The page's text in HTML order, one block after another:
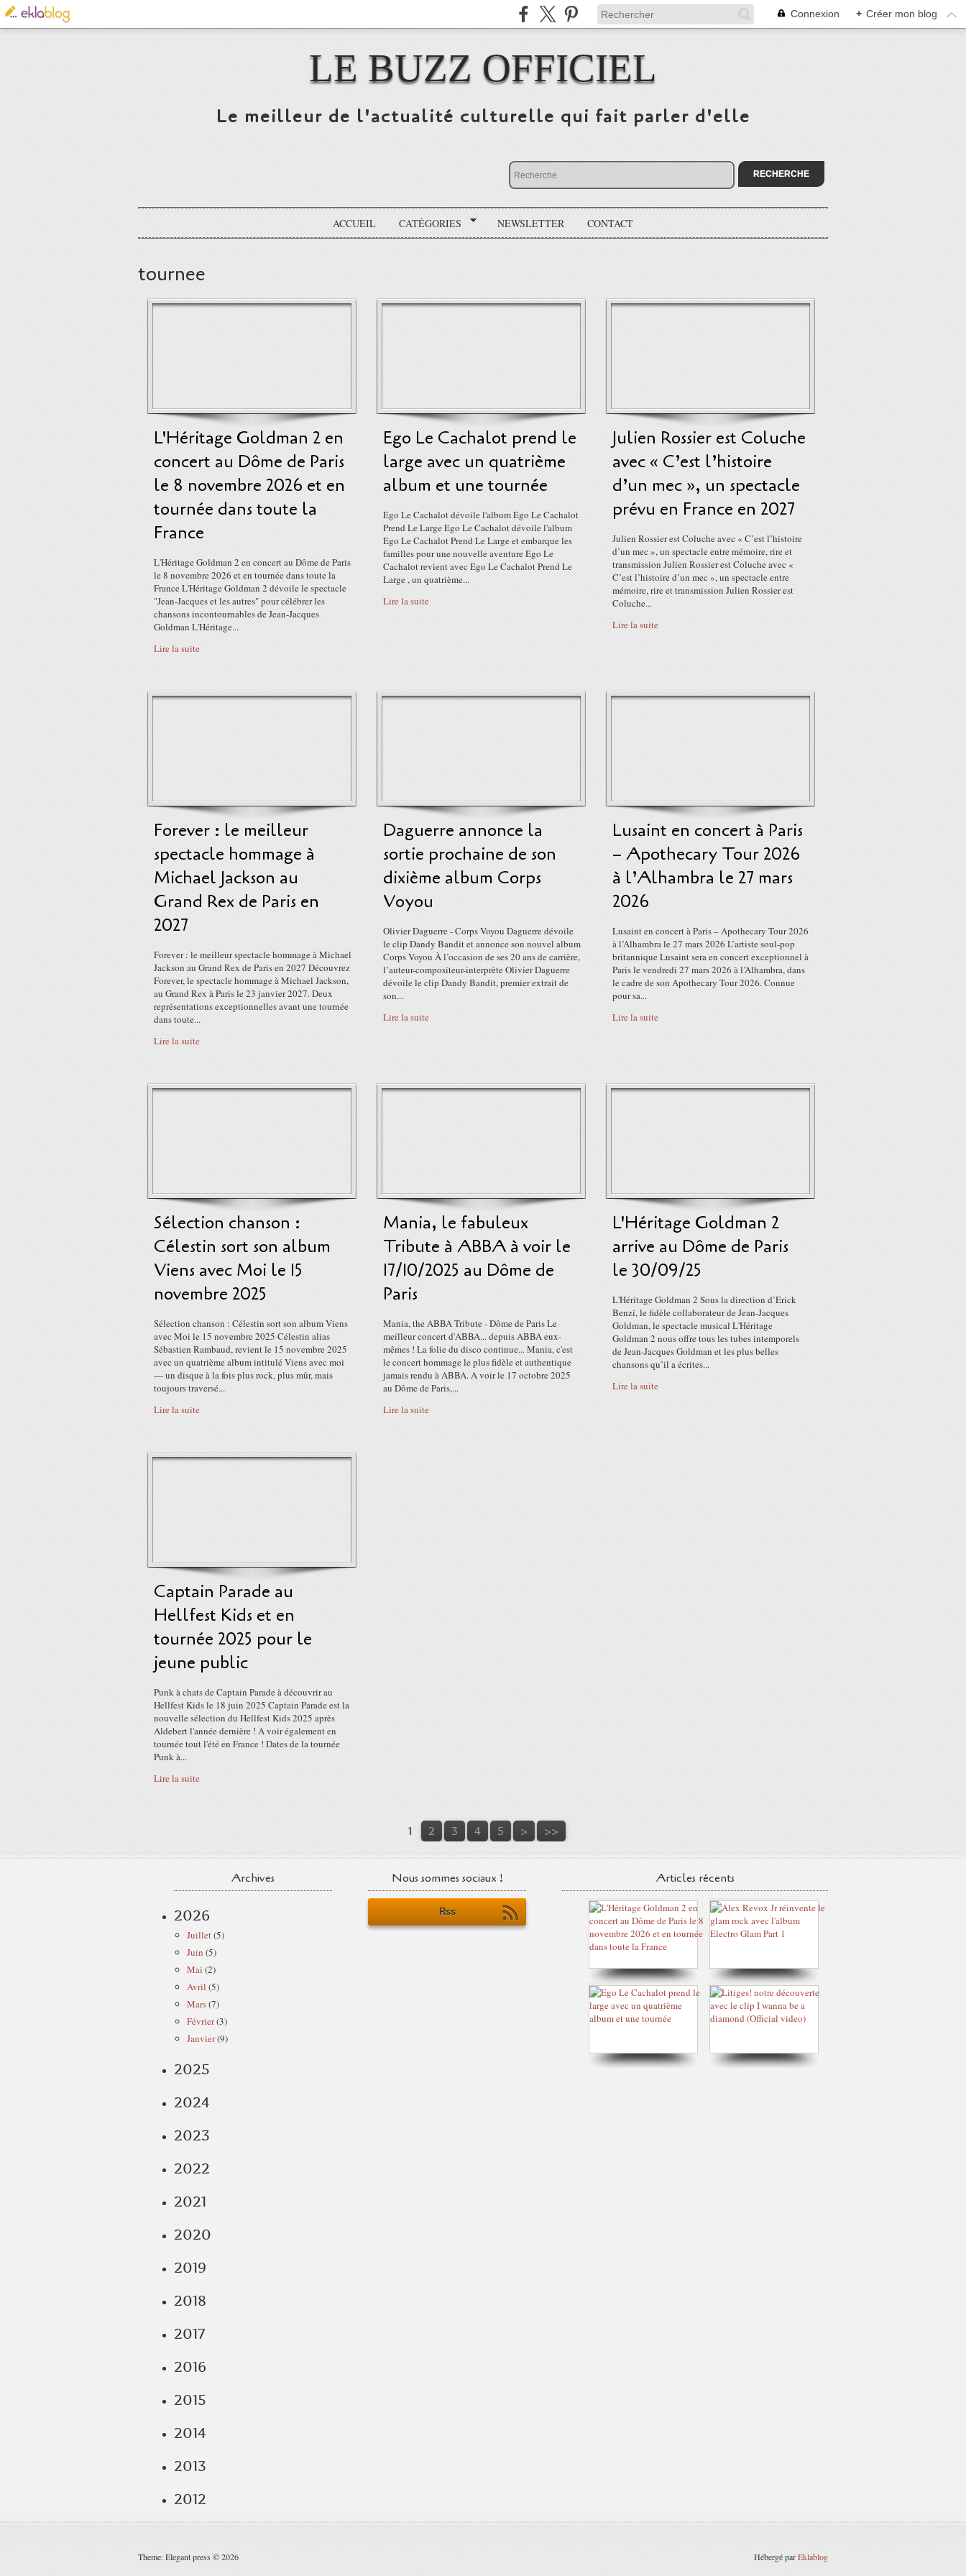
Connexion + Créer mon blog
LE BUZZ OFFICIEL
Le meilleur de l'actualité culturelle qui fait parler d'elle
ACCUEIL CATÉGORIES NEWSLETTER CONTACT
tournee
L'Héritage Goldman 2 en
concert au Dôme de Paris
le 8 novembre 2026 et en
tournée dans toute la
France
L'Héritage Goldman 2 en concert au Dôme de Paris
le 8 novembre 2026 et en tournée dans toute la
France L'Héritage Goldman 2 dévoile le spectacle
"Jean-Jacques et les autres" pour célébrer les
chansons incontournables de Jean-Jacques
Goldman L'Héritage...
Lire la suite
Ego Le Cachalot prend le
large avec un quatrième
album et une tournée
Ego Le Cachalot dévoile l'album Ego Le Cachalot
Prend Le Large Ego Le Cachalot dévoile l'album
Ego Le Cachalot Prend Le Large et embarque les
familles pour une nouvelle aventure Ego Le
Cachalot revient avec Ego Le Cachalot Prend Le
Large , un quatrième...
Lire la suite
Julien Rossier est Coluche
avec « C’est l’histoire
d’un mec », un spectacle
prévu en France en 2027
Julien Rossier est Coluche avec « C’est l’histoire
d’un mec », un spectacle entre mémoire, rire et
transmission Julien Rossier est Coluche avec «
C’est l’histoire d’un mec », un spectacle entre
mémoire, rire et transmission Julien Rossier est
Coluche...
Lire la suite
Forever : le meilleur
spectacle hommage à
Michael Jackson au
Grand Rex de Paris en
2027
Forever : le meilleur spectacle hommage à Michael
Jackson au Grand Rex de Paris en 2027 Découvrez
Forever, le spectacle hommage à Michael Jackson,
au Grand Rex à Paris le 23 janvier 2027. Deux
représentations exceptionnelles avant une tournée
dans toute...
Lire la suite
Daguerre annonce la
sortie prochaine de son
dixième album Corps
Voyou
Olivier Daguerre - Corps Voyou Daguerre dévoile
le clip Dandy Bandit et annonce son nouvel album
Corps Voyou À l’occasion de ses 20 ans de carrière,
l’auteur-compositeur-interprète Olivier Daguerre
dévoile le clip Dandy Bandit, premier extrait de
son...
Lire la suite
Lusaint en concert à Paris
– Apothecary Tour 2026
à l’Alhambra le 27 mars
2026
Lusaint en concert à Paris – Apothecary Tour 2026
à l’Alhambra le 27 mars 2026 L’artiste soul-pop
britannique Lusaint sera en concert exceptionnel à
Paris le vendredi 27 mars 2026 à l’Alhambra, dans
le cadre de son Apothecary Tour 2026. Connue
pour sa...
Lire la suite
Sélection chanson :
Célestin sort son album
Viens avec Moi le 15
novembre 2025
Sélection chanson : Célestin sort son album Viens
avec Moi le 15 novembre 2025 Célestin alias
Sébastien Rambaud, revient le 15 novembre 2025
avec un quatrième album intitulé Viens avec moi
— un disque à la fois plus rock, plus mûr, mais
toujours traversé...
Lire la suite
Mania, le fabuleux
Tribute à ABBA à voir le
17/10/2025 au Dôme de
Paris
Mania, the ABBA Tribute - Dôme de Paris Le
meilleur concert d'ABBA... depuis ABBA eux-
mêmes ! La folie du disco continue... Mania, c'est
le concert hommage le plus fidèle et authentique
jamais rendu à ABBA. A voir le 17 octobre 2025
au Dôme de Paris,...
Lire la suite
L'Héritage Goldman 2
arrive au Dôme de Paris
le 30/09/25
L'Héritage Goldman 2 Sous la direction d’Erick
Benzi, le fidèle collaborateur de Jean-Jacques
Goldman, le spectacle musical L'Héritage
Goldman 2 nous offre tous les tubes intemporels
de Jean-Jacques Goldman et les plus belles
chansons qu’il a écrites...
Lire la suite
Captain Parade au
Hellfest Kids et en
tournée 2025 pour le
jeune public
Punk à chats de Captain Parade à découvrir au
Hellfest Kids le 18 juin 2025 Captain Parade est la
nouvelle sélection du Hellfest Kids 2025 après
Aldebert l'année dernière ! A voir également en
tournée tout l'été en France ! Dates de la tournée
Punk à...
Lire la suite
1 2 3 4 5 > >>
Archives
2026
Juillet(5)
Juin (5)
Mai (2)
Avril (5)
Mars(7)
Février(3)
Janvier(9)
2025
2024
2023
2022
2021
2020
2019
2018
2017
2016
2015
2014
2013
2012
Nous sommes sociaux !
Rss
Articles récents
Theme: Elegant press © 2026 Hébergé parEklablog